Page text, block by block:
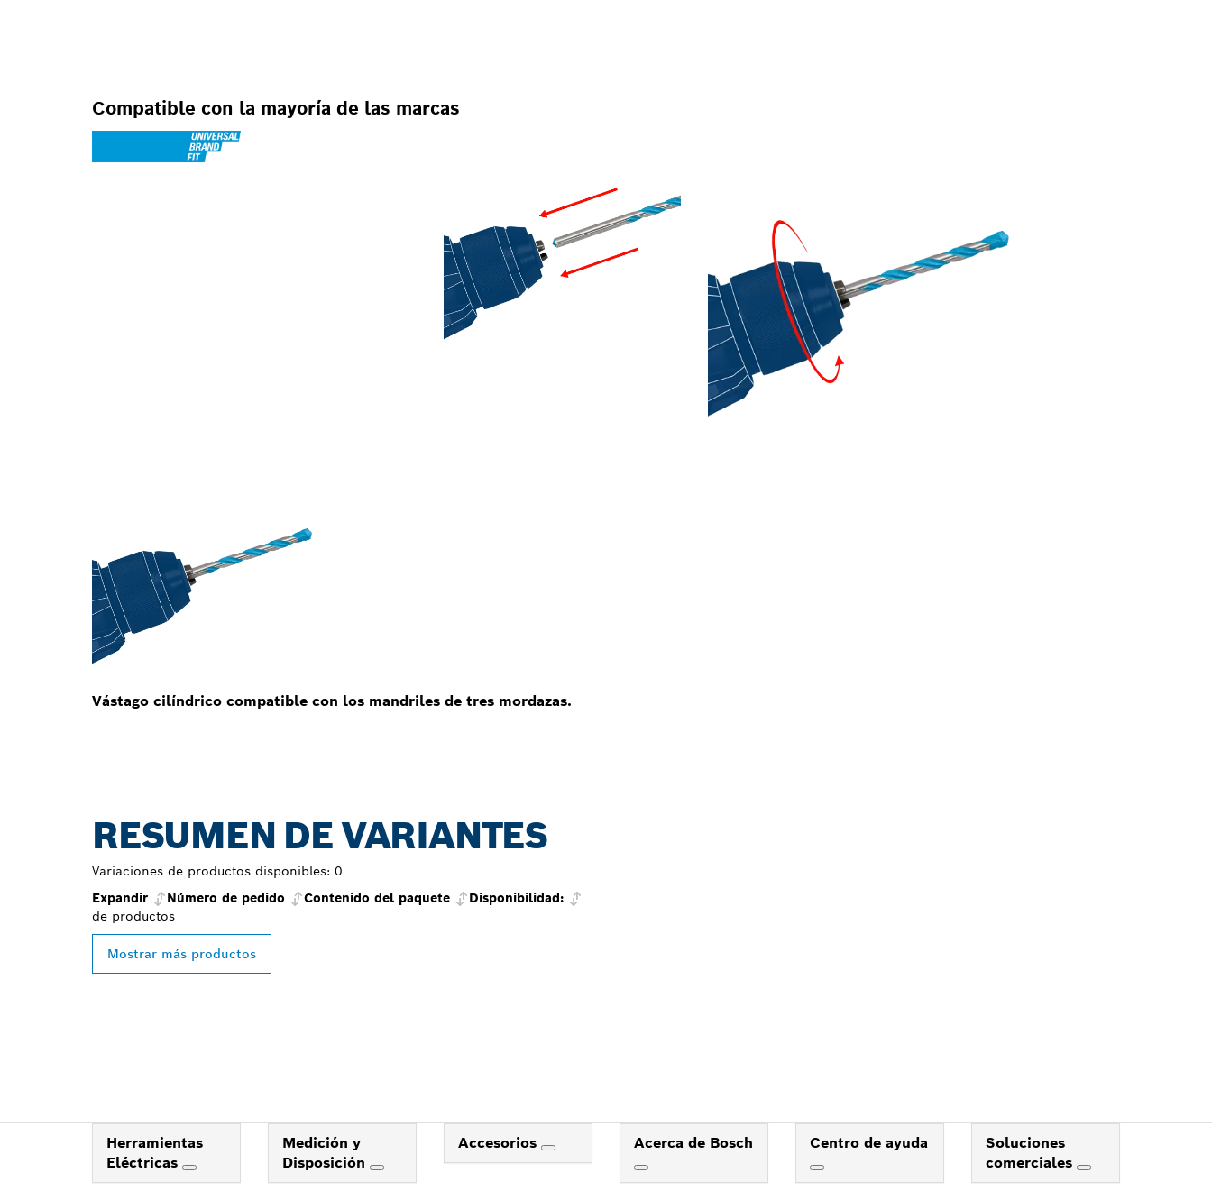
Compatible con la mayoría de las marcas
Vástago cilíndrico compatible con los mandriles de tres mordazas.
RESUMEN DE VARIANTES
Variaciones de productos disponibles: 0
Expandir
Número de pedido Contenido del paquete
Disponibilidad:
de productos
Mostrar más productos
Herramientas
Eléctricas
Medición y
Disposición
Accesorios Acerca de Bosch Centro de ayuda
Soluciones
comerciales